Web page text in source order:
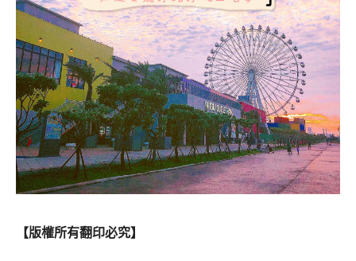
【版權所有翻印必究】